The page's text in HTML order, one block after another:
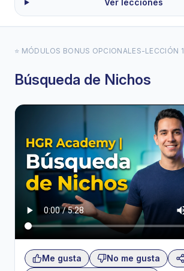
Ver lecciones
⭐ MÓDULOS BONUS OPCIONALES-LECCIÓN 1
Búsqueda de Nichos
Me gusta No me gusta